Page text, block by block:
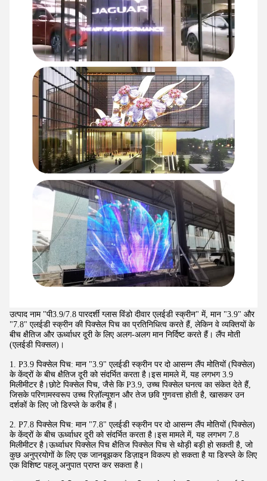
उत्पाद नाम "पी3.9/7.8 पारदर्शी ग्लास विंडो दीवार एलईडी स्क्रीन" में, मान "3.9" और
"7.8" एलईडी स्क्रीन की पिक्सेल पिच का प्रतिनिधित्व करते हैं, लेकिन वे व्यक्तियों के
बीच क्षैतिज और ऊर्ध्वाधर दूरी के लिए अलग-अलग मान निर्दिष्ट करते हैं। लैंप मोती
(एलईडी पिक्सल)।
1. P3.9 पिक्सेल पिच: मान "3.9" एलईडी स्क्रीन पर दो आसन्न लैंप मोतियों (पिक्सेल)
के केंद्रों के बीच क्षैतिज दूरी को संदर्भित करता है।इस मामले में, यह लगभग 3.9
मिलीमीटर है।छोटे पिक्सेल पिच, जैसे कि P3.9, उच्च पिक्सेल घनत्व का संकेत देते हैं,
जिसके परिणामस्वरूप उच्च रिज़ॉल्यूशन और तेज छवि गुणवत्ता होती है, खासकर उन
दर्शकों के लिए जो डिस्प्ले के करीब हैं।
2. P7.8 पिक्सेल पिच: मान "7.8" एलईडी स्क्रीन पर दो आसन्न लैंप मोतियों (पिक्सेल)
के केंद्रों के बीच ऊर्ध्वाधर दूरी को संदर्भित करता है।इस मामले में, यह लगभग 7.8
मिलीमीटर है।ऊर्ध्वाधर पिक्सेल पिच क्षैतिज पिक्सेल पिच से थोड़ी बड़ी हो सकती है, जो
कुछ अनुप्रयोगों के लिए एक जानबूझकर डिज़ाइन विकल्प हो सकता है या डिस्प्ले के लिए
एक विशिष्ट पहलू अनुपात प्राप्त कर सकता है।